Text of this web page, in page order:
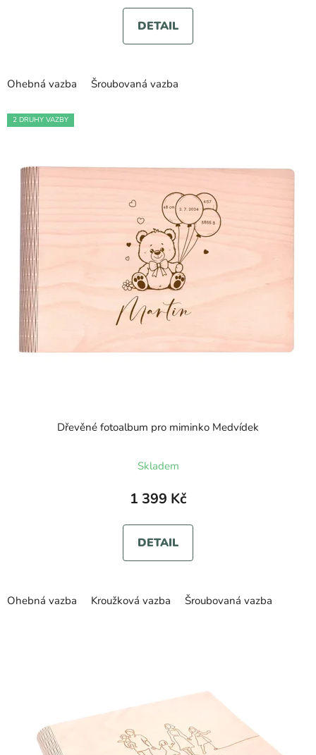
5,0
z
5
DETAIL
Ohebná vazba Šroubovaná vazba
2 DRUHY VAZBY
Dřevěné fotoalbum pro miminko Medvídek
hodnocení
produktu
je
5,0
z
5
Skladem
1 399 Kč
DETAIL
Ohebná vazba Kroužková vazba Šroubovaná vazba